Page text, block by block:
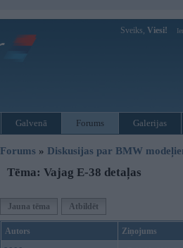
Sveiks, Viesi!
Galvenā Forums Galerijas
Forums » Diskusijas par BMW
Tēma: Vajag E-38 detaļas
Jauna tēma Atbildēt
Autors Ziņojums